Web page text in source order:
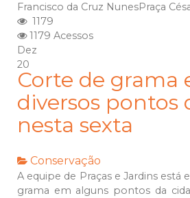
Francisco da Cruz NunesPraça
1179
1179 Acessos
Dez
20
Corte de grama
diversos pontos
nesta sexta
Conservação
A equipe de Praças e Jardins está
grama em alguns pontos da